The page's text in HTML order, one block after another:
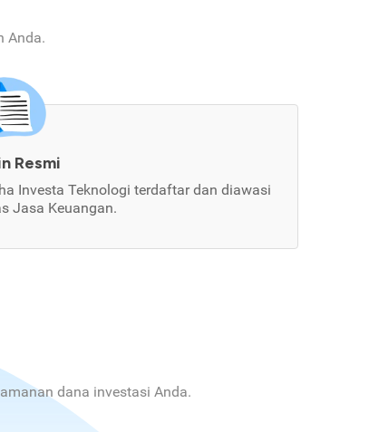
Anda.
Resmi
Investa Teknologi terdaftar dan diawasi
Jasa Keuangan.
dana investasi Anda.